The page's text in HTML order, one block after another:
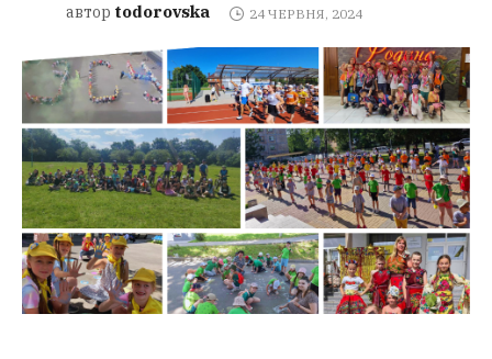
автор todorovska 24 ЧЕРВНЯ, 2024